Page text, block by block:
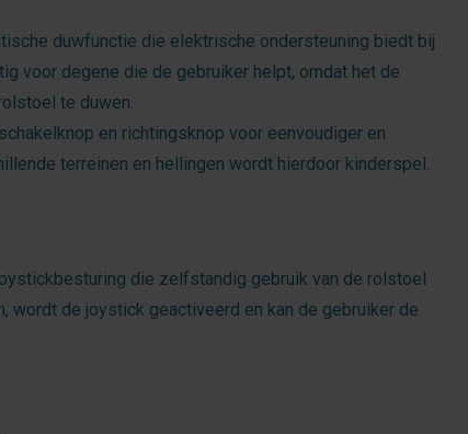
duwfunctie die elektrische ondersteuning biedt bij
voor degene die de gebruiker helpt, omdat het de
te duwen.
en richtingsknop voor eenvoudiger en
terreinen en hellingen wordt hierdoor kinderspel.
die zelfstandig gebruik van de rolstoel
wordt de joystick geactiveerd en kan de gebruiker de